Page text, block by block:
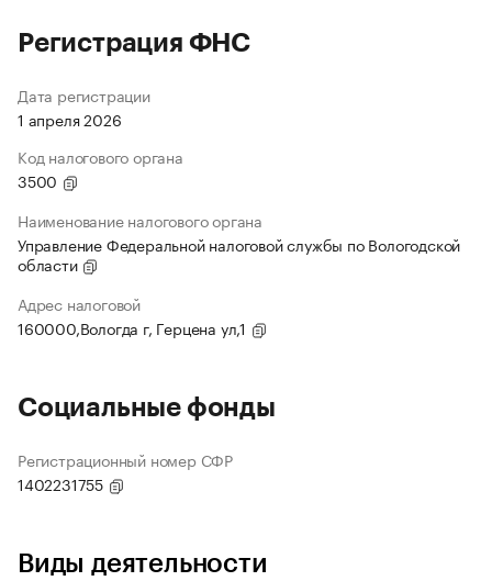
Регистрация ФНС
Дата регистрации
1 апреля 2026
Код налогового органа
3500
Наименование налогового органа
Управление Федеральной налоговой службы по Вологодской
области
Адрес налоговой
160000,Вологда г, Герцена ул,1
Социальные фонды
Регистрационный номер СФР
1402231755
Виды деятельности